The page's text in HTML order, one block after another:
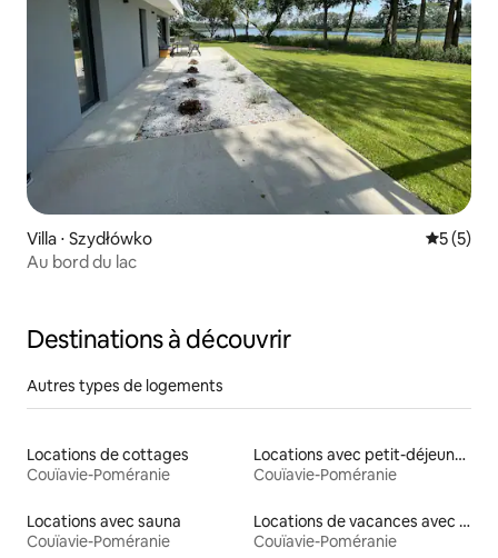
Villa ⋅ Szydłówko
5 (5)
Au bord du lac
Destinations à découvrir
Autres types de logements
Locations de cottages
Couïavie-Poméranie
Locations avec petit-déjeuner
Couïavie-Poméranie
Locations avec sauna
Couïavie-Poméranie
Locations de vacances avec piscine
Couïavie-Poméranie